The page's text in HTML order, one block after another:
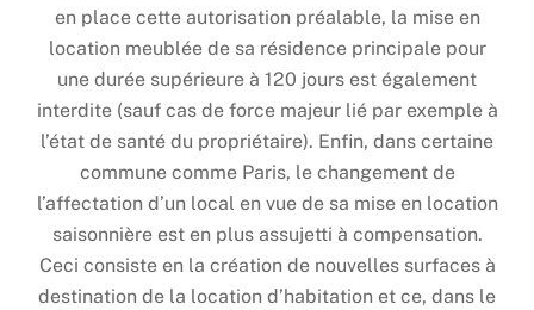
en place cette autorisation préalable, la mise en
location meublée de sa résidence principale pour
une durée supérieure à 120 jours est également
interdite (sauf cas de force majeur lié par exemple à
l’état de santé du propriétaire). Enfin, dans certaine
commune comme Paris, le changement de
l’affectation d’un local en vue de sa mise en location
saisonnière est en plus assujetti à compensation.
Ceci consiste en la création de nouvelles surfaces à
destination de la location d’habitation et ce, dans le